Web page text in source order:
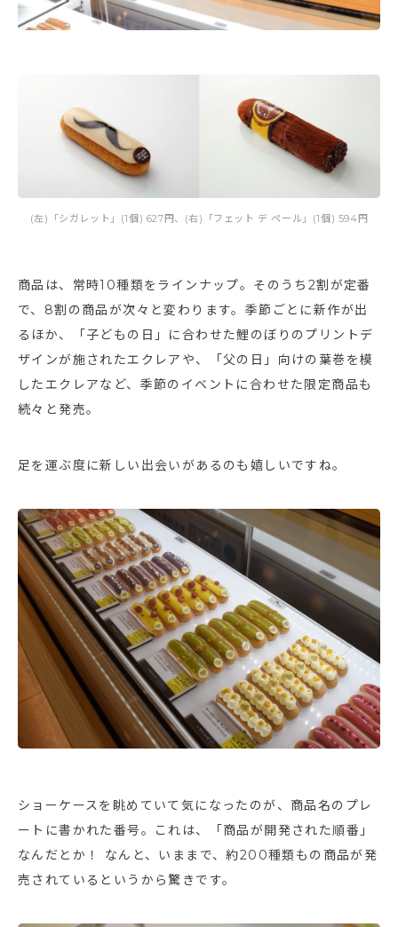
(左)「シガレット」(1個) 627円、(右)「フェット デ ペール」(1個) 594円
商品は、常時10種類をラインナップ。そのうち2割が定番
で、8割の商品が次々と変わります。季節ごとに新作が出
るほか、「子どもの日」に合わせた鯉のぼりのプリントデ
ザインが施されたエクレアや、「父の日」向けの葉巻を模
したエクレアなど、季節のイベントに合わせた限定商品も
続々と発売。
足を運ぶ度に新しい出会いがあるのも嬉しいですね。
ショーケースを眺めていて気になったのが、商品名のプレ
ートに書かれた番号。これは、「商品が開発された順番」
なんだとか！ なんと、いままで、約200種類もの商品が発
売されているというから驚きです。